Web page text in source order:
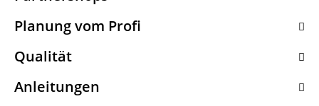
Planung vom Profi
Qualität
Anleitungen